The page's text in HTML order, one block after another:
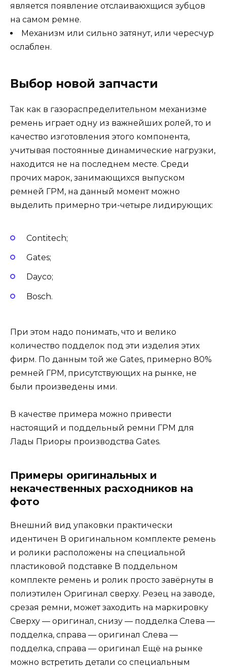
является появление отслаиваюхщися зубцов
на самом ремне.
Механизм или сильно затянут, или чересчур
ослаблен.
Выбор новой запчасти
Так как в газораспределительном механизме
ремень играет одну из важнейших ролей, то и
качество изготовления этого компонента,
учитывая постоянные динамические нагрузки,
находится не на последнем месте. Среди
прочих марок, занимающихся выпуском
ремней ГРМ, на данный момент можно
выделить примерно три-четыре лидирующих:
Contitech;
Gates;
Dayco;
Bosch.
При этом надо понимать, что и велико
количество подделок под эти изделия этих
фирм. По данным той же Gates, примерно 80%
ремней ГРМ, присутствующих на рынке, не
были произведены ими.
В качестве примера можно привести
настоящий и поддельный ремни ГРМ для
Лады Приоры производства Gates.
Примеры оригинальных и
некачественных расходников на
фото
Внешний вид упаковки практически
идентичен В оригинальном комплекте ремень
и ролики расположены на специальной
пластиковой подставке В поддельном
комплекте ремень и ролик просто завёрнуты в
полиэтилен Оригинал сверху. Резец на заводе,
срезая ремни, может заходить на маркировку
Сверху — оригинал, снизу — подделка Слева —
подделка, справа — оригинал Слева —
подделка, справа — оригинал Ещё на рынке
можно встретить детали со специальным